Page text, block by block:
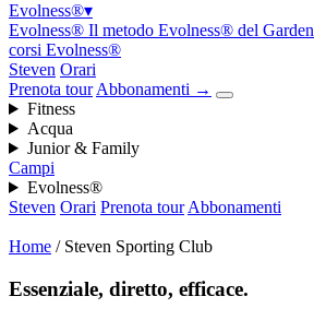
Evolness®▾
Evolness® Il metodo Evolness® del Garden
corsi Evolness®
Steven Orari
Prenota tour Abbonamenti →
Fitness
Acqua
Junior & Family
Campi
Evolness®
Steven Orari Prenota tour Abbonamenti
Home / Steven Sporting Club
Essenziale, diretto, efficace.